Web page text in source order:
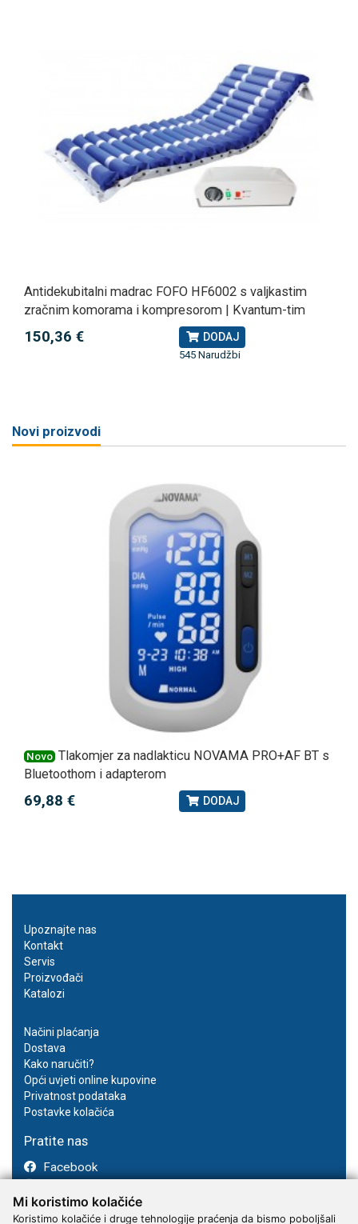
Mi koristimo kolačiće
Koristimo kolačiće i druge tehnologije praćenja da bismo poboljšali
Antidekubitalni madrac FOFO HF6002 s valjkastim
zračnim komorama i kompresorom | Kvantum-tim
150,36 € DODAJ
545 Narudžbi
Novi proizvodi
Novo Tlakomjer za nadlakticu NOVAMA PRO+AF BT s
Bluetoothom i adapterom
69,88 € DODAJ
Upoznajte nas
Kontakt
Servis
Proizvođači
Katalozi
Načini plaćanja
Dostava
Kako naručiti?
Opći uvjeti online kupovine
Privatnost podataka
Postavke kolačića
Pratite nas
Facebook
Youtube